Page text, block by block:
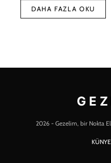
DAHA FAZLA OKU
2026 - Gezelim, bir Nokta